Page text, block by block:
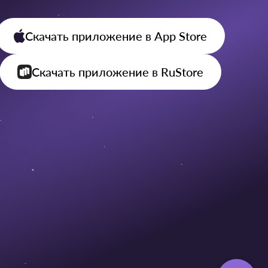
Скачать приложение в App Store
Скачать приложение в RuStore